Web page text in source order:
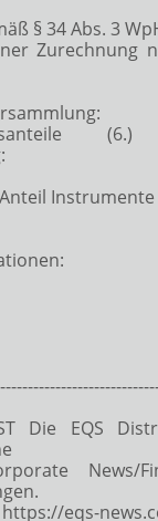
§ 34 Abs. 3
Zurechnung
Instrumente
Die EQS
News/
eqs-